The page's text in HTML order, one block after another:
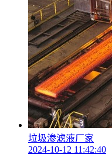
垃圾渗滤液厂家
2024-10-12 11:42:40